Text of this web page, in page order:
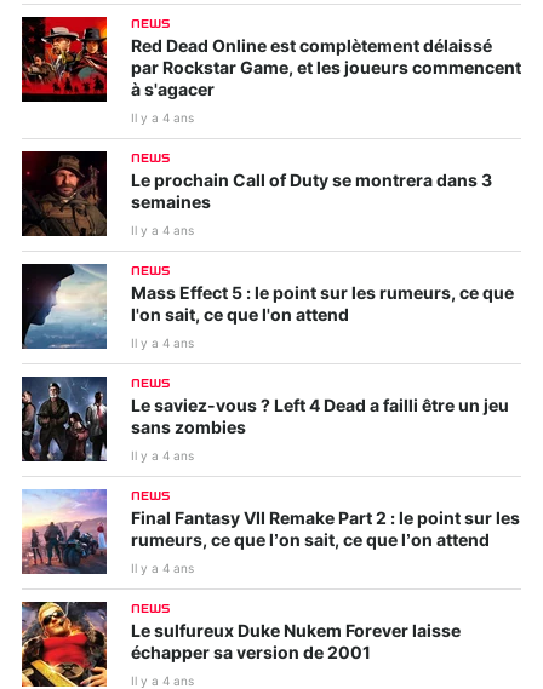
NEWS
Red Dead Online est complètement délaissé
par Rockstar Game, et les joueurs commencent
à s'agacer
Il y a 4 ans
NEWS
Le prochain Call of Duty se montrera dans 3
semaines
Il y a 4 ans
NEWS
Mass Effect 5 : le point sur les rumeurs, ce que
l'on sait, ce que l'on attend
Il y a 4 ans
NEWS
Le saviez-vous ? Left 4 Dead a failli être un jeu
sans zombies
Il y a 4 ans
NEWS
Final Fantasy VII Remake Part 2 : le point sur les
rumeurs, ce que l’on sait, ce que l’on attend
Il y a 4 ans
NEWS
Le sulfureux Duke Nukem Forever laisse
échapper sa version de 2001
Il y a 4 ans